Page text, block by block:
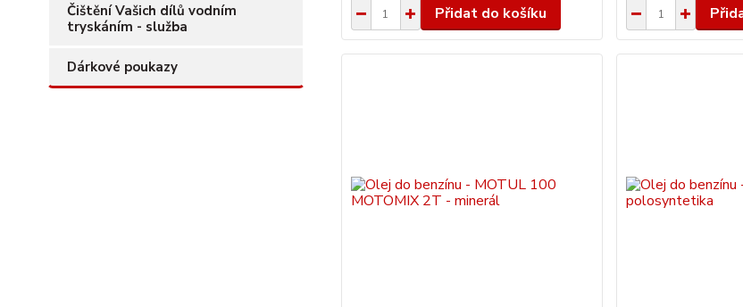
Čištění Vašich dílů vodním
tryskáním - služba
Dárkové poukazy
Přidat do košíku